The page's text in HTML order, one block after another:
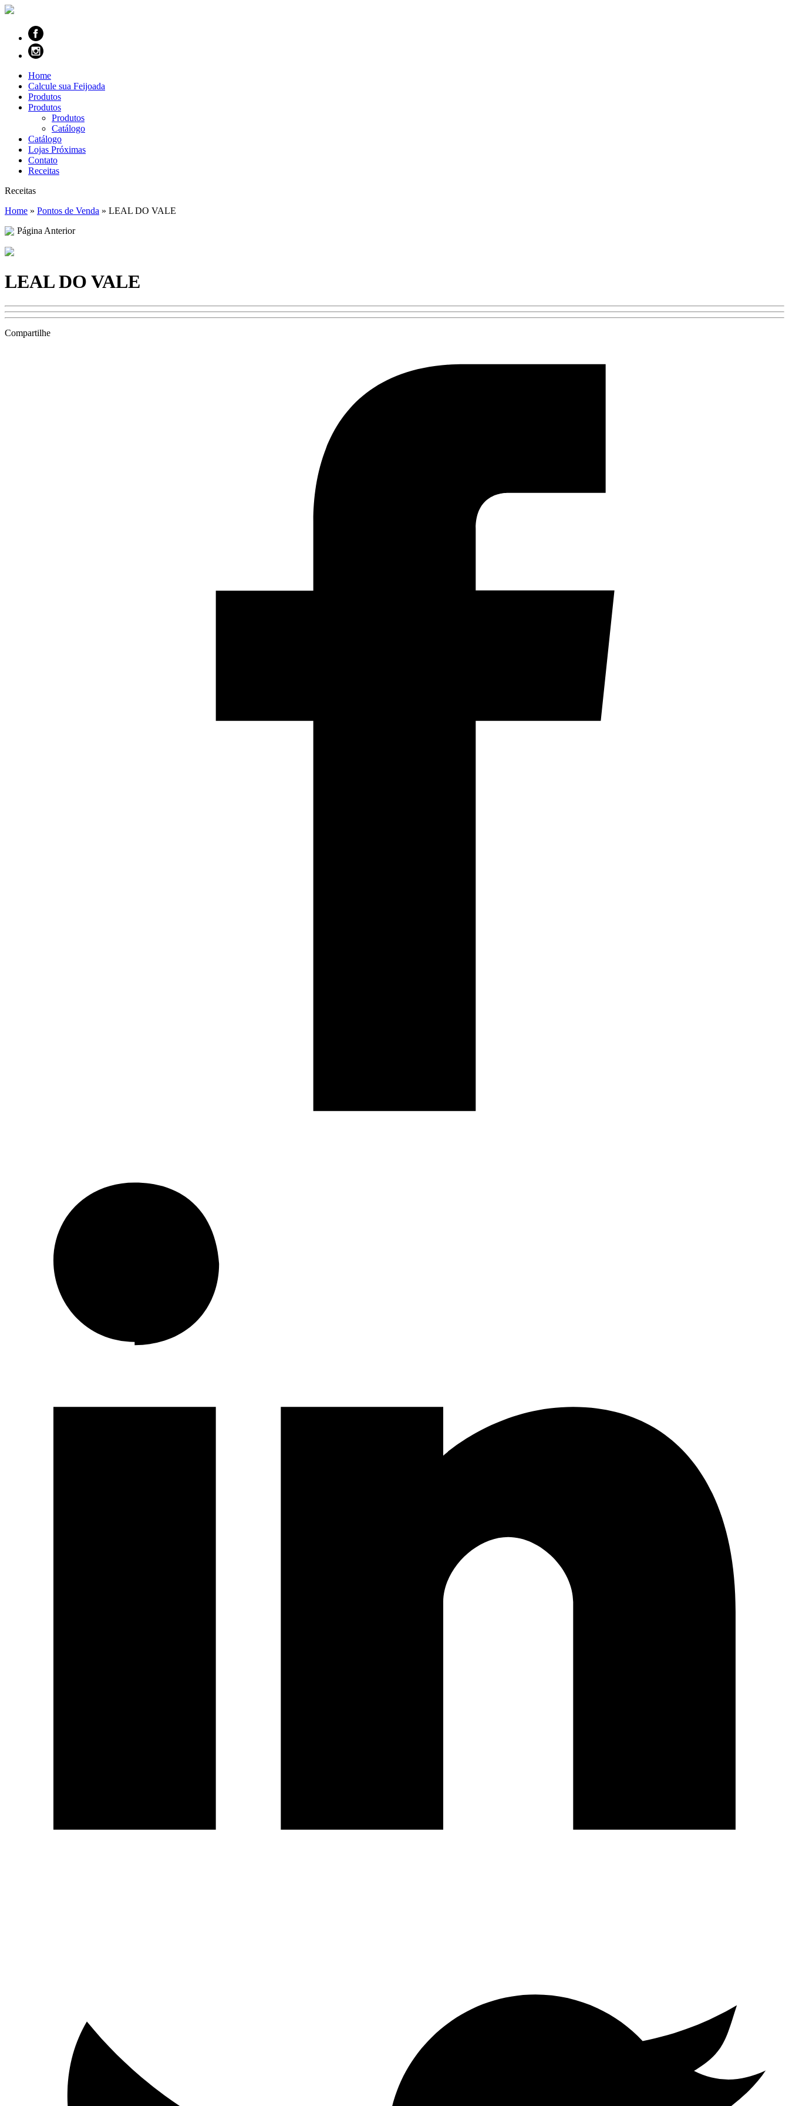
Home
Calcule sua Feijoada
Produtos
Produtos
Produtos
Catálogo
Catálogo
Lojas Próximas
Contato
Receitas
Receitas
Home » Pontos de Venda » LEAL DO VALE
Página Anterior
LEAL DO VALE
Compartilhe